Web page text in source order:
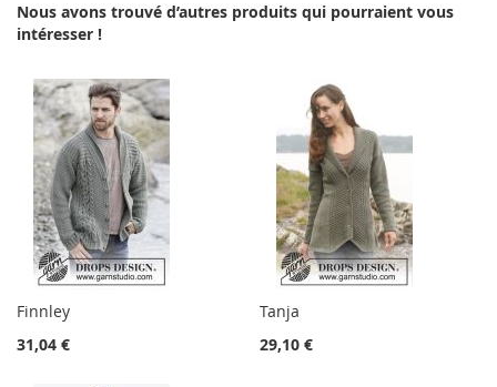
Nous avons trouvé d’autres produits qui pourraient vous
intéresser !
Finnley
31,04 €
Tanja
29,10 €